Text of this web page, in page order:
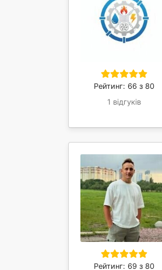
Рейтинг: 66 з 80
1 відгуків
Рейтинг: 69 з 80